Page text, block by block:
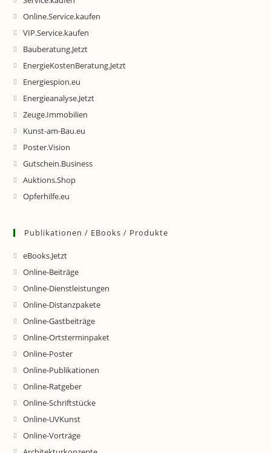
Online.Service.kaufen
VIP.Service.kaufen
Bauberatung.Jetzt
EnergieKostenBeratung.Jetzt
Energiespion.eu
Energieanalyse.Jetzt
Zeuge.Immobilien
Kunst-am-Bau.eu
Poster.Vision
Gutschein.Business
Auktions.Shop
Opferhilfe.eu
Publikationen / EBooks / Produkte
eBooks.Jetzt
Online-Beiträge
Online-Dienstleistungen
Online-Distanzpakete
Online-Gastbeiträge
Online-Ortsterminpaket
Online-Poster
Online-Publikationen
Online-Ratgeber
Online-Schriftstücke
Online-UVKunst
Online-Vorträge